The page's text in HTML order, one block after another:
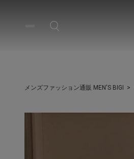
メンズファッション通販 MEN'S BIGI